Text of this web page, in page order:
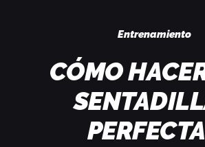
Entrenamiento
CÓMO